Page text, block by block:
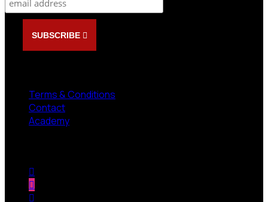
SUBSCRIBE
Terms & Conditions
Contact
Academy